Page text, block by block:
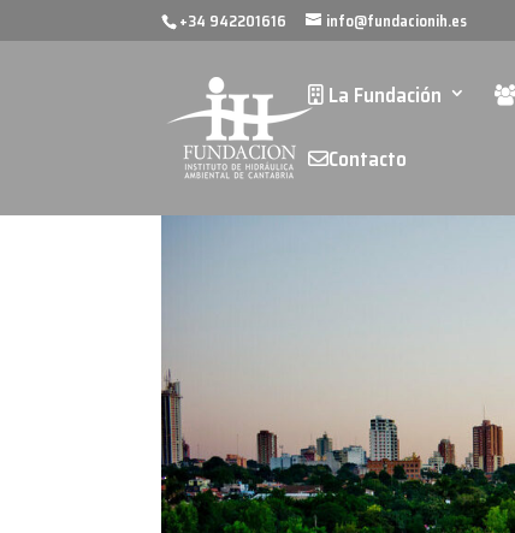
+34 942201616 info@fundacionih.es
La Fundación
Contacto